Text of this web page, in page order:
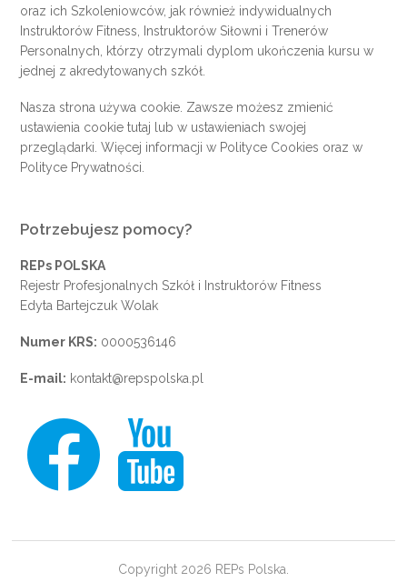
oraz ich Szkoleniowców, jak również indywidualnych
Instruktorów Fitness, Instruktorów Siłowni i Trenerów
Personalnych, którzy otrzymali dyplom ukończenia kursu w
jednej z akredytowanych szkół.
Nasza strona używa cookie. Zawsze możesz zmienić
ustawienia cookietutaj lub w ustawieniach swojej
przeglądarki. Więcej informacji w Polityce Cookies oraz w
Polityce Prywatności
Potrzebujesz pomocy?
REPs POLSKA
Rejestr Profesjonalnych Szkół i Instruktorów Fitness
Edyta Bartejczuk Wolak
Numer KRS: 0000536146
E-mail: kontakt@repspolska.pl
Copyright 2026 REPs Polska.